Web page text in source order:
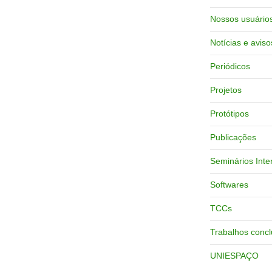
Nossos
Notícias e
Periódicos
Projetos
Protótipos
Publicações
Seminários
Softwares
TCCs
Trabalhos
UNIESPAÇO